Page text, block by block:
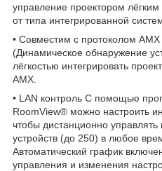
управление проектором
от типа интегрированной
• Совместим с протоколом
(Динамическое обнаружение
лёгкостью интегрировать
AMX.
• LAN контроль С помощью
RoomView® можно настроить
чтобы дистанционно управлять
устройств (до 250) в любое
Автоматический график
управления и изменения